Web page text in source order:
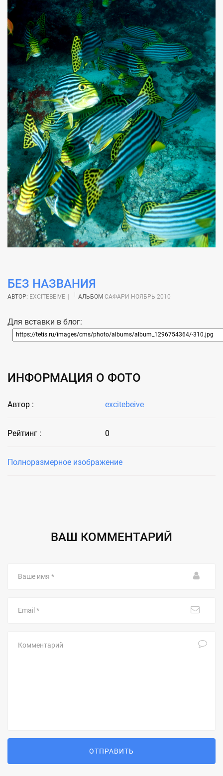
БЕЗ НАЗВАНИЯ
АВТОР: EXCITEBEIVE АЛЬБОМ САФАРИ НОЯБРЬ 2010
Для вставки в блог:
ИНФОРМАЦИЯ О ФОТО
Автор : excitebeive
Рейтинг : 0
Полноразмерное изображение
ВАШ КОММЕНТАРИЙ
имя
ОТПРАВИТЬ